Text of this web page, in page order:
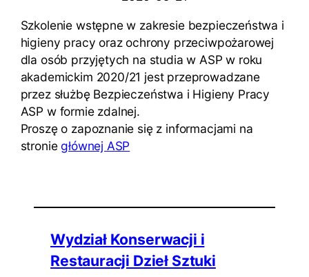
Szkolenie wstępne w zakresie bezpieczeństwa i
higieny pracy oraz ochrony przeciwpożarowej
dla osób przyjętych na studia w ASP w roku
akademickim 2020/21 jest przeprowadzane
przez służbę Bezpieczeństwa i Higieny Pracy
ASP w formie zdalnej.
Proszę o zapoznanie się z informacjami na
stronie głównej ASP
Wydział Konserwacji i
Restauracji Dzieł Sztuki